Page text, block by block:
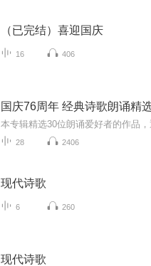
（已完结）喜迎国庆
16 406
国庆76周年 经典诗歌朗诵精
28 2406
现代诗歌
6 260
现代诗歌